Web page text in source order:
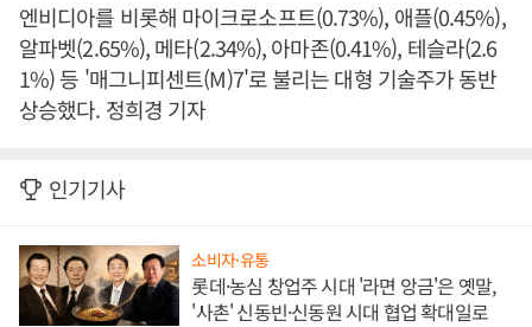
엔비디아를 비롯해 마이크로소프트(0.73%), 애플(0.45%),
알파벳(2.65%), 메타(2.34%), 아마존(0.41%), 테슬라(2.6
1%) 등 '매그니피센트(M)7'로 불리는 대형 기술주가 동반
상승했다. 정희경 기자
인기기사
소비자·유통
롯데·농심 창업주 시대 '라면 앙금'은 옛말,
'사촌' 신동빈·신동원 시대 협업 확대일로